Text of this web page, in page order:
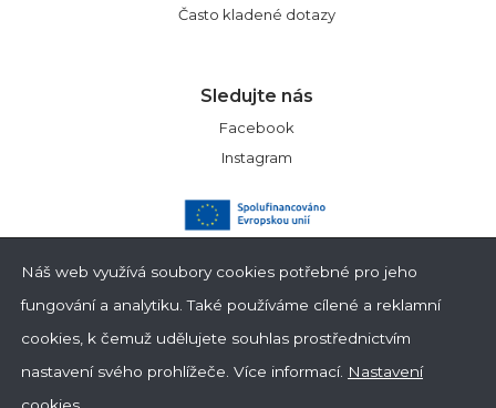
Často kladené dotazy
Sledujte nás
Facebook
Instagram
Náš web využívá soubory cookies potřebné pro jeho
fungování a analytiku. Také používáme cílené a reklamní
cookies, k čemuž udělujete souhlas prostřednictvím
nastavení svého prohlížeče. Více informací. Nastavení